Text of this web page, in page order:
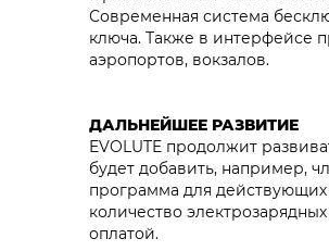
Современная система
ключа. Также в интерфейсе
аэропортов, вокзалов.
ДАЛЬНЕЙШЕЕ РАЗВИТИЕ
EVOLUTE продолжит
будет добавить, например,
программа для
количество
оплатой.